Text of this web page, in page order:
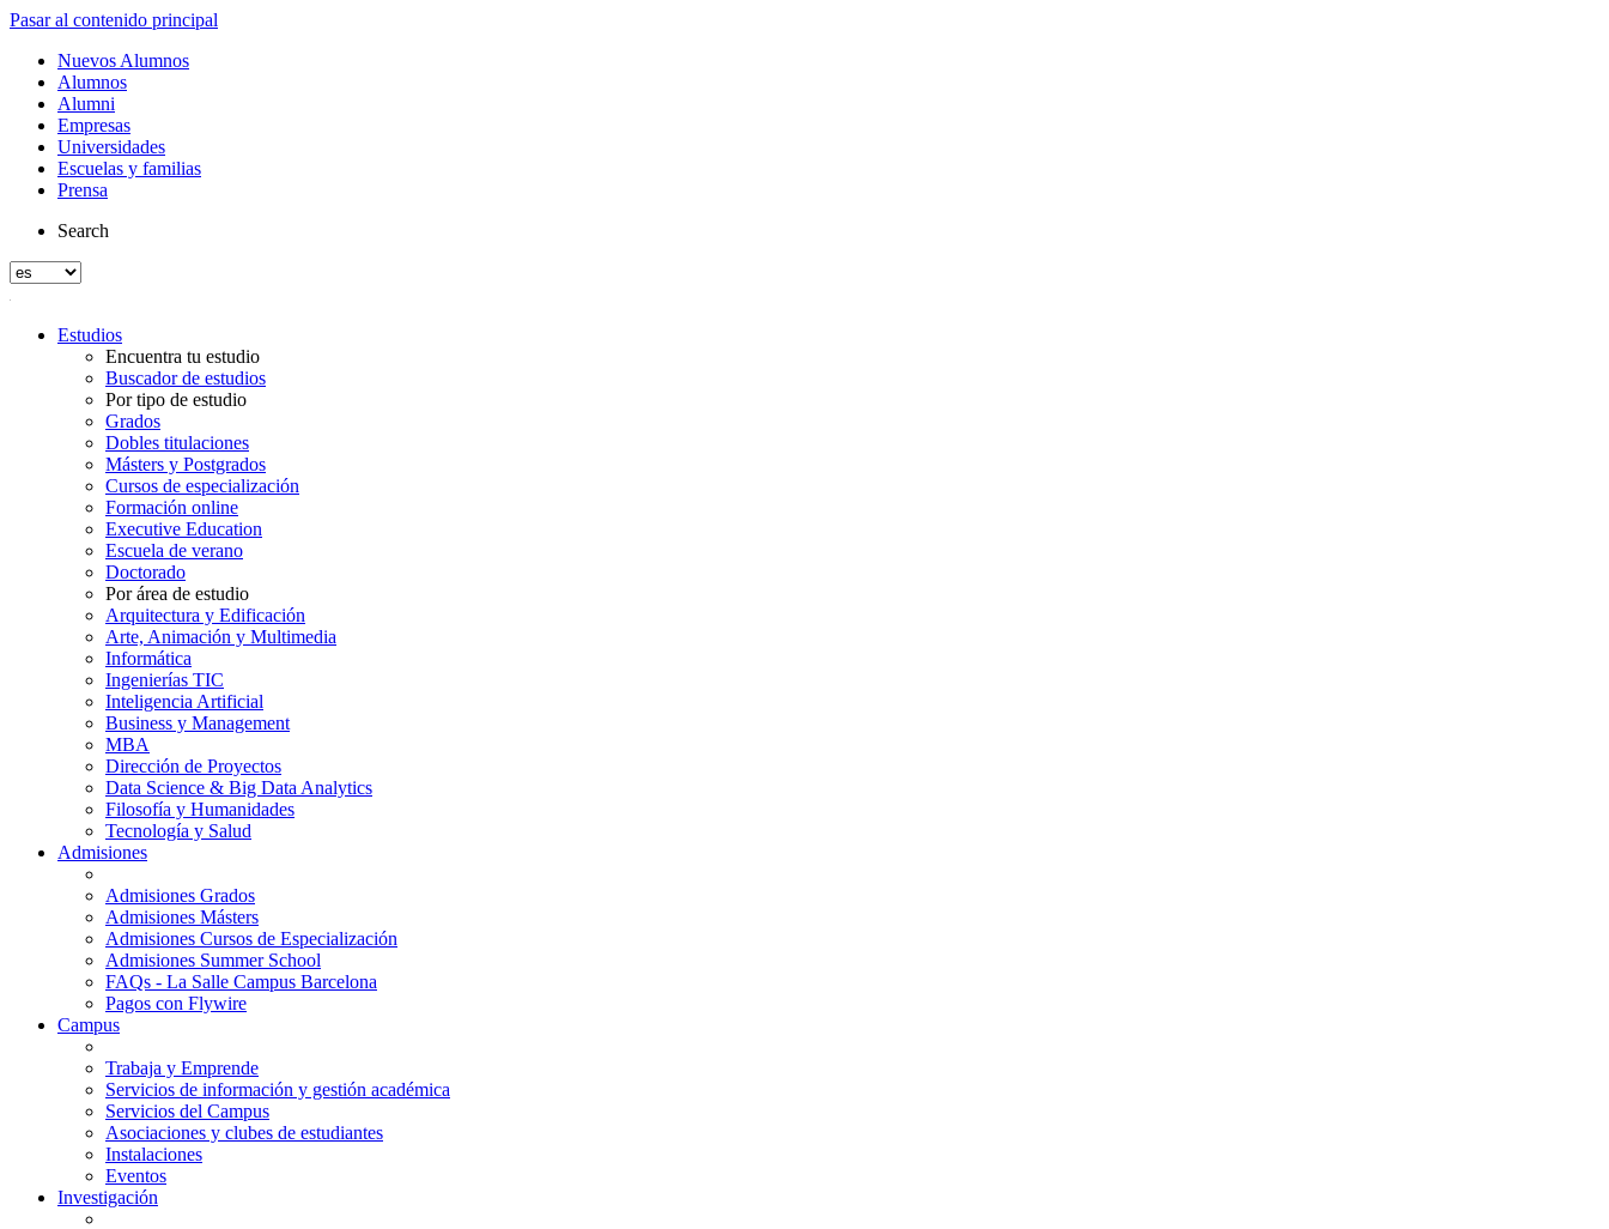
Pasar al contenido principal
Nuevos Alumnos
Alumnos
Alumni
Empresas
Universidades
Escuelas y familias
Prensa
Search
Estudios
Encuentra tu estudio
Buscador de estudios
Por tipo de estudio
Grados
Dobles titulaciones
Másters y Postgrados
Cursos de especialización
Formación online
Executive Education
Escuela de verano
Doctorado
Por área de estudio
Arquitectura y Edificación
Arte, Animación y Multimedia
Informática
Ingenierías TIC
Inteligencia Artificial
Business y Management
MBA
Dirección de Proyectos
Data Science & Big Data Analytics
Filosofía y Humanidades
Tecnología y Salud
Admisiones
Admisiones Grados
Admisiones Másters
Admisiones Cursos de Especialización
Admisiones Summer School
FAQs - La Salle Campus Barcelona
Pagos con Flywire
Campus
Trabaja y Emprende
Servicios de información y gestión académica
Servicios del Campus
Asociaciones y clubes de estudiantes
Instalaciones
Eventos
Investigación